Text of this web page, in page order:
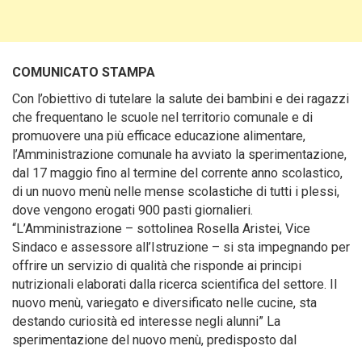
COMUNICATO STAMPA
Con l’obiettivo di tutelare la salute dei bambini e dei ragazzi
che frequentano le scuole nel territorio comunale e di
promuovere una più efficace educazione alimentare,
l’Amministrazione comunale ha avviato la sperimentazione,
dal 17 maggio fino al termine del corrente anno scolastico,
di un nuovo menù nelle mense scolastiche di tutti i plessi,
dove vengono erogati 900 pasti giornalieri.
“L’Amministrazione – sottolinea Rosella Aristei, Vice
Sindaco e assessore all’Istruzione – si sta impegnando per
offrire un servizio di qualità che risponde ai principi
nutrizionali elaborati dalla ricerca scientifica del settore. Il
nuovo menù, variegato e diversificato nelle cucine, sta
destando curiosità ed interesse negli alunni” La
sperimentazione del nuovo menù, predisposto dal